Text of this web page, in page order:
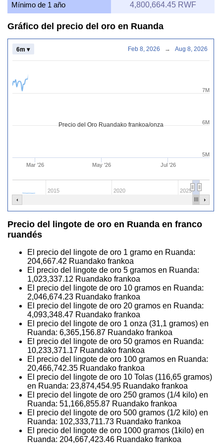
Mínimo de 1 año 4,800,664.45 RWF
Gráfico del precio del oro en Ruanda
Precio del Oro Ruandako frankoa/onza
Mar '26 May '26 Jul '26
2015 2020 2025
6M
7M
5M
6m ▾ Feb 8, 2026 → Aug 8, 2026
Precio del lingote de oro en Ruanda en franco
ruandés
El precio del lingote de oro 1 gramo en Ruanda:
204,667.42 Ruandako frankoa
El precio del lingote de oro 5 gramos en Ruanda:
1,023,337.12 Ruandako frankoa
El precio del lingote de oro 10 gramos en Ruanda:
2,046,674.23 Ruandako frankoa
El precio del lingote de oro 20 gramos en Ruanda:
4,093,348.47 Ruandako frankoa
El precio del lingote de oro 1 onza (31,1 gramos) en
Ruanda: 6,365,156.87 Ruandako frankoa
El precio del lingote de oro 50 gramos en Ruanda:
10,233,371.17 Ruandako frankoa
El precio del lingote de oro 100 gramos en Ruanda:
20,466,742.35 Ruandako frankoa
El precio del lingote de oro 10 Tolas (116,65 gramos)
en Ruanda: 23,874,454.95 Ruandako frankoa
El precio del lingote de oro 250 gramos (1/4 kilo) en
Ruanda: 51,166,855.87 Ruandako frankoa
El precio del lingote de oro 500 gramos (1/2 kilo) en
Ruanda: 102,333,711.73 Ruandako frankoa
El precio del lingote de oro 1000 gramos (1kilo) en
Ruanda: 204,667,423.46 Ruandako frankoa